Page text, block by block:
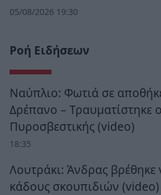
05/08/2026 19:30
Ροή Ειδήσεων
Ναύπλιο: Φωτιά σε
Δρέπανο – Τραυματίστηκε
Πυροσβεστικής (video)
18:35
Λουτράκι: Άνδρας βρέθηκε
κάδους σκουπιδιών (video)